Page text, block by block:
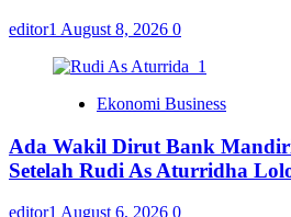
editor1 August 8, 2026 0
Ekonomi Business
Ada Wakil Dirut Bank
Setelah Rudi As Aturridha
editor1 August 6, 2026 0